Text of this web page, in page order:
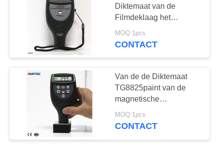
Magnetisch
onderzoek
38
Diktemaat van de
Filmdeklaag het
Meetinstrument van de
de Verfdikte van
MOQ:1pcs
CONTACT
Van de de Diktemaat
TG8825paint van de
magnetische
Inductie1250um
Deklaag de Maatmeter
MOQ:1pcs
CONTACT